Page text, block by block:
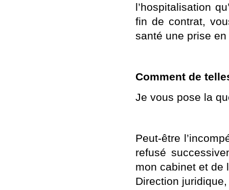
l’hospitalisation
fin de contrat,
santé une prise en
Comment de
Je vous pose la
Peut-être
refusé
mon cabinet et de
Direction